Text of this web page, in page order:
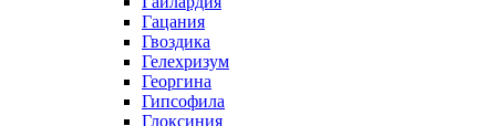
Гацания
Гвоздика
Гелехризум
Георгина
Гипсофила
Глоксиния